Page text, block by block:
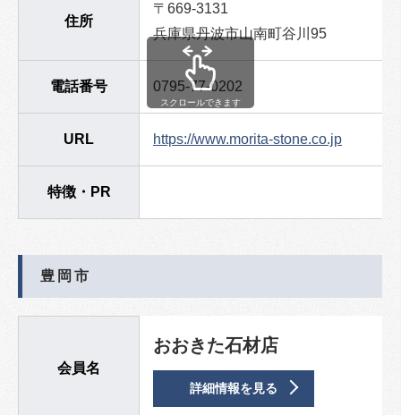
住所
〒669-3131
兵庫県丹波市山南町谷川95
電話番号 0795-77-0202
URL https://www.morita-stone.co.jp
特徴・PR
スクロールできます
豊岡市
会員名
おおきた石材店
詳細情報を見る